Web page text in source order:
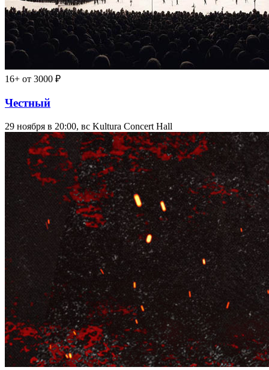
16+ от 3000 ₽
Честный
29 ноября в 20:00, вс Kultura Concert Hall